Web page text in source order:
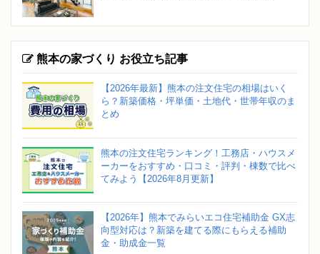
熊本の家づくり お役立ち記事
【2026年最新】熊本の注文住宅の相場はいく
ら？新築価格・坪単価・土地代・世帯年収のま
とめ
熊本の注文住宅ランキング！工務店・ハウスメ
ーカーをおすすめ・口コミ・評判・棟数で比べ
てみよう【2026年8月更新】
【2026年】熊本でみらいエコ住宅補助金 GX志
向型対応は？新築を建てる際にもらえる補助
金・助成金一覧